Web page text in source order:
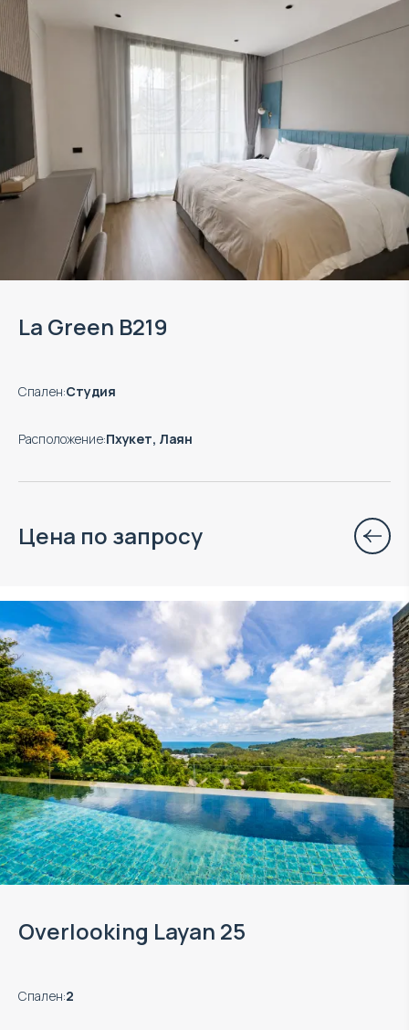
Объект в управлении VillaCarte
La Green B219
Спален:Студия
Расположение:Пхукет, Лаян
Цена по запросу
Overlooking Layan 25
Спален:2